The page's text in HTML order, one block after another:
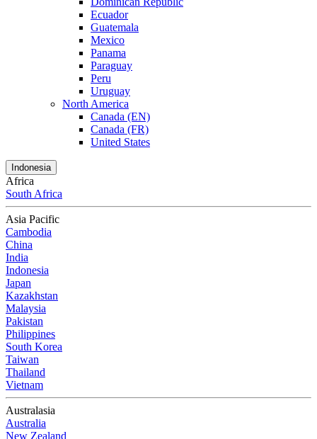
Ecuador
Guatemala
Mexico
Panama
Paraguay
Peru
Uruguay
North America
Canada (EN)
Canada (FR)
United States
Indonesia
Africa
South Africa
Asia Pacific
Cambodia
China
India
Indonesia
Japan
Kazakhstan
Malaysia
Pakistan
Philippines
South Korea
Taiwan
Thailand
Vietnam
Australasia
Australia
New Zealand